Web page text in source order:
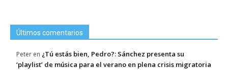
Últimos comentarios
Peter en ¿Tú estás bien, Pedro?: Sánchez presenta su
‘playlist’ de música para el verano en plena crisis migratoria